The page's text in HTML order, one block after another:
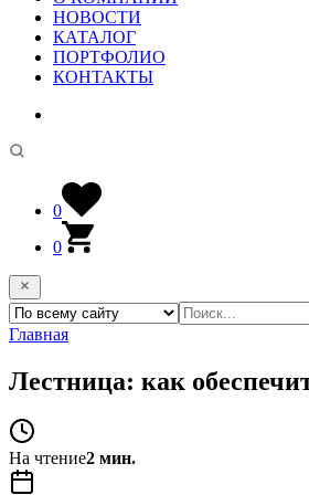
НОВОСТИ
КАТАЛОГ
ПОРТФОЛИО
КОНТАКТЫ
0
0
Главная
Лестница: как
На чтение2 мин.